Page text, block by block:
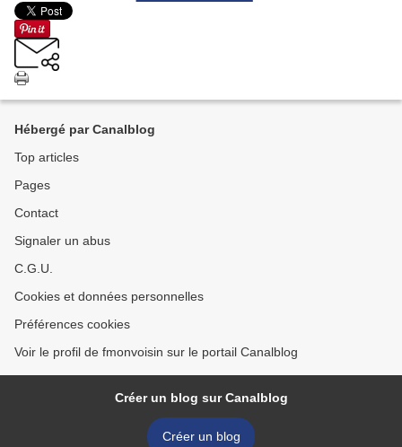
Hébergé par Canalblog
Top articles
Pages
Contact
Signaler un abus
C.G.U.
Cookies et données personnelles
Préférences cookies
Voir le profil de fmonvoisin sur le portail Canalblog
Créer un blog sur Canalblog
Créer un blog